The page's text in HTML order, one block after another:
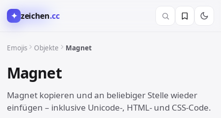
✦ zeichen.cc
Emojis Objekte Magnet
Magnet🧲
Magnet kopieren und an beliebiger Stelle wieder
einfügen – inklusive Unicode-, HTML- und CSS-Code.
💡 Objekte